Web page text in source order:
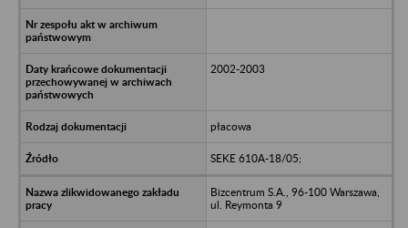
2002-2003
płacowa
SEKE 610A-18/05;
Bizcentrum S.A., 96-100 Warszawa,
ul. Reymonta 9